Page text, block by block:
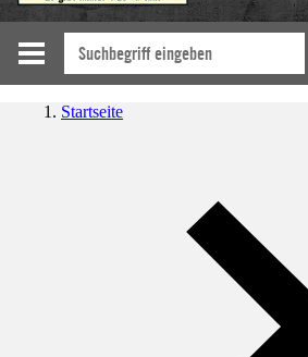
Startseite